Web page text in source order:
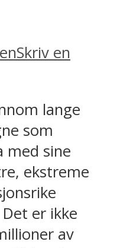
Skriv en
lange
som
med sine
ekstreme
er ikke
av